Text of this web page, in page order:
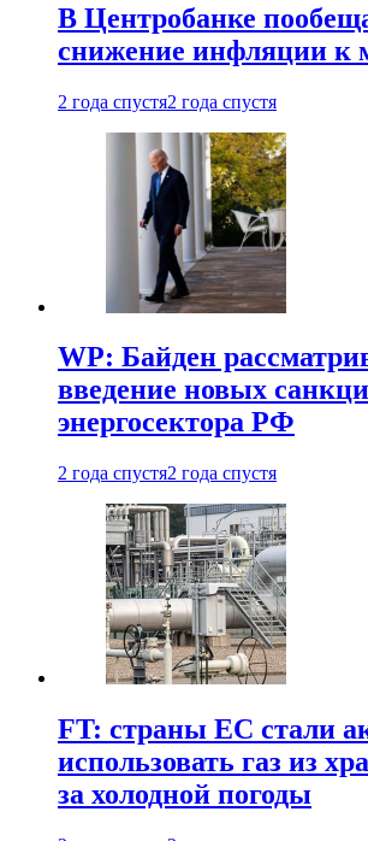
В Центробанке
снижение инфляции к
2 года спустя2 года спустя
WP: Байден
введение новых
энергосектора РФ
2 года спустя2 года спустя
FT: страны ЕС стали
использовать газ из
за холодной погоды